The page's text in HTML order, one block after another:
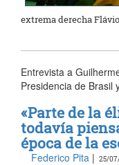
extrema derecha
Entrevista a
Presidencia de Brasil
«Parte de la
todavía
época de la
Federico Pita | 25/